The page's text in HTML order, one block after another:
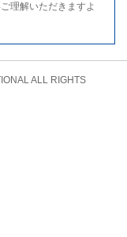
理解いただきますよ